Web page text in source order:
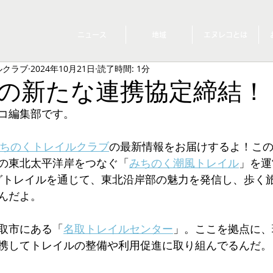
新たな連携協定締結！
クラブ 2024年10月21日 読了時間: 1分
編集部です。
のくトレイルクラブの最新情報をお届けするよ！こ
東北太平洋岸をつなぐ「みちのく潮風トレイル 」を
レイルを通じて、東北沿岸部の魅力を発信し、歩く
よ。
市にある「名取トレイルセンター 」。ここを拠点に
してトレイルの整備や利用促進に取り組んでるんだ。